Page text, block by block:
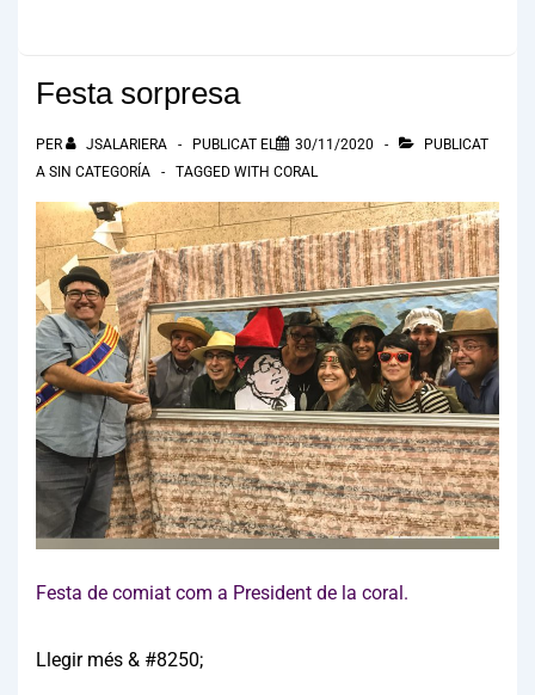
Festa sorpresa
PER JSALARIERA PUBLICAT EL 30/11/2020
PUBLICAT
A SIN CATEGORÍA TAGGED WITH CORAL
Festa de comiat com a President de la coral.
Llegir més & #8250;